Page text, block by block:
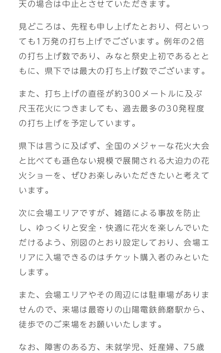
天の場合は中止とさせていただきます。
見どころは、先程も申し上げたとおり、何といっ
ても1万発の打ち上げでございます。例年の2倍
の打ち上げ数であり、みなと祭史上初であるとと
もに、県下では最大の打ち上げ数でございます。
また、打ち上げの直径が約300メートルに及ぶ
尺玉花火につきましても、過去最多の30発程度
の打ち上げを予定しています。
県下は言うに及ばず、全国のメジャーな花火大会
と比べても遜色ない規模で展開される大迫力の花
火ショーを、ぜひお楽しみいただきたいと考えて
います。
次に会場エリアですが、雑踏による事故を防止
し、ゆっくりと安全・快適に花火を楽しんでいた
だけるよう、別図のとおり設定しており、会場エ
リアに入場できるのはチケット購入者のみといた
します。
また、会場エリアやその周辺には駐車場がありま
せんので、来場は最寄りの山陽電鉄飾磨駅から、
徒歩でのご来場をお願いいたします。
なお、障害のある方、未就学児、妊産婦、75歳